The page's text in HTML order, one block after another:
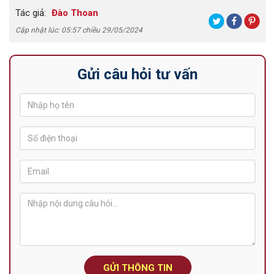
Tác giả: Đào Thoan
Cập nhật lúc: 05:57 chiều 29/05/2024
Gửi câu hỏi tư vấn
GỬI THÔNG TIN